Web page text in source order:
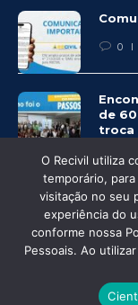
0
de
troca
0
© Recivil
Desenvolvido por:
O Recivil utiliza
temporário,
visitação no seu
experiência do
conforme nossa
Pessoais. Ao